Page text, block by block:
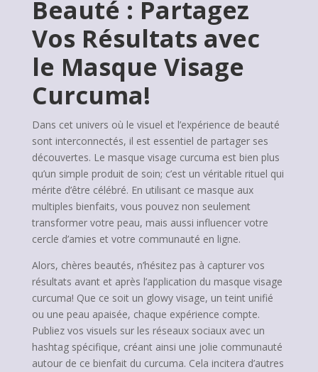
Beauté : Partagez
Vos Résultats avec
le Masque Visage
Curcuma!
Dans cet univers où le visuel et l’expérience de beauté
sont interconnectés, il est essentiel de partager ses
découvertes. Le masque visage curcuma est bien plus
qu’un simple produit de soin; c’est un véritable rituel qui
mérite d’être célébré. En utilisant ce masque aux
multiples bienfaits, vous pouvez non seulement
transformer votre peau, mais aussi influencer votre
cercle d’amies et votre communauté en ligne.
Alors, chères beautés, n’hésitez pas à capturer vos
résultats avant et après l’application du masque visage
curcuma! Que ce soit un glowy visage, un teint unifié
ou une peau apaisée, chaque expérience compte.
Publiez vos visuels sur les réseaux sociaux avec un
hashtag spécifique, créant ainsi une jolie communauté
autour de ce bienfait du curcuma. Cela incitera d’autres